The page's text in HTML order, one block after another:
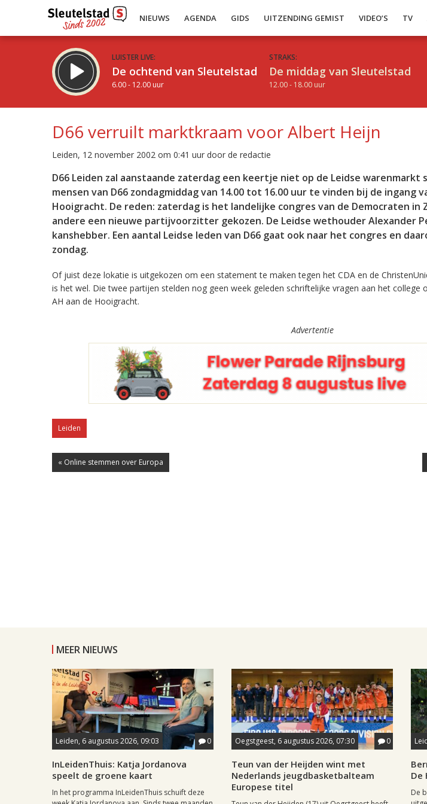
NIEUWS AGENDA GIDS UITZENDING GEMIST VIDEO’S TV
LUISTER LIVE:
De ochtend van Sleutelstad
6.00 - 12.00 uur
STRAKS:
De middag van Sleutelstad
12.00 - 18.00 uur
Inklappen
D66 verruilt marktkraam voor Albert Heijn
Leiden, 12 november 2002 om 0:41 uur door de redactie
D66 Leiden zal aanstaande zaterdag een keertje niet op de Leidse warenmarkt
mensen van D66 zondagmiddag van 14.00 tot 16.00 uur te vinden bij de ingang
Hooigracht. De reden: zaterdag is het landelijke congres van de Democraten in
andere een nieuwe partijvoorzitter gekozen. De Leidse wethouder Alexander
kanshebber. Een aantal Leidse leden van D66 gaat ook naar het congres en
zondag.
Of juist deze lokatie is uitgekozen om een statement te maken tegen het CDA en de
is het wel. Die twee partijen stelden nog geen week geleden schriftelijke vragen aan het college
AH aan de Hooigracht.
Advertentie
Leiden
« Online stemmen over Europa
MEER NIEUWS
Leiden, 6 augustus 2026, 09:03 0
InLeidenThuis: Katja Jordanova
speelt de groene kaart
In het programma InLeidenThuis schuift deze
Oegstgeest, 6 augustus 2026, 07:30 0
Teun van der Heijden wint met
Nederlands jeugdbasketbalteam
Europese titel
De
De